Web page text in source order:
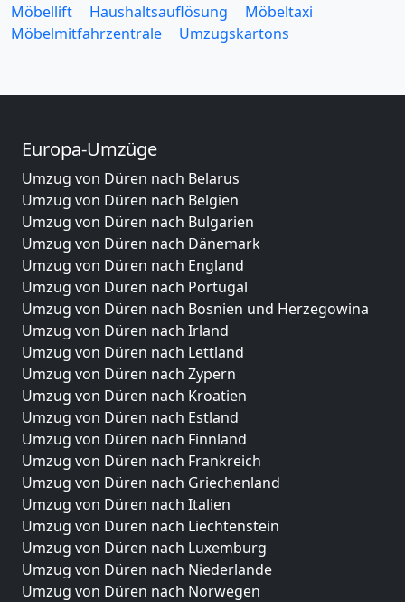
Möbellift
Haushaltsauflösung
Möbeltaxi
Möbelmitfahrzentrale
Umzugskartons
Europa-Umzüge
Umzug von Düren nach Belarus
Umzug von Düren nach Belgien
Umzug von Düren nach Bulgarien
Umzug von Düren nach Dänemark
Umzug von Düren nach England
Umzug von Düren nach Portugal
Umzug von Düren nach Bosnien und Herzegowina
Umzug von Düren nach Irland
Umzug von Düren nach Lettland
Umzug von Düren nach Zypern
Umzug von Düren nach Kroatien
Umzug von Düren nach Estland
Umzug von Düren nach Finnland
Umzug von Düren nach Frankreich
Umzug von Düren nach Griechenland
Umzug von Düren nach Italien
Umzug von Düren nach Liechtenstein
Umzug von Düren nach Luxemburg
Umzug von Düren nach Niederlande
Umzug von Düren nach Norwegen